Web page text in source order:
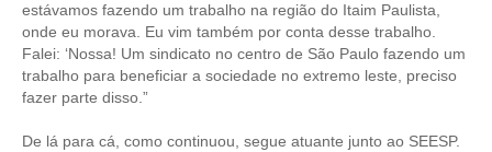
estávamos fazendo um trabalho na região do Itaim Paulista,
onde eu morava. Eu vim também por conta desse trabalho.
Falei: ‘Nossa! Um sindicato no centro de São Paulo fazendo um
trabalho para beneficiar a sociedade no extremo leste, preciso
fazer parte disso.”
De lá para cá, como continuou, segue atuante junto ao SEESP.